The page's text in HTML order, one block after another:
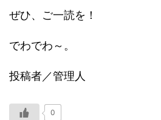
ぜひ、ご一読を！
でわでわ～。
投稿者／管理人
0